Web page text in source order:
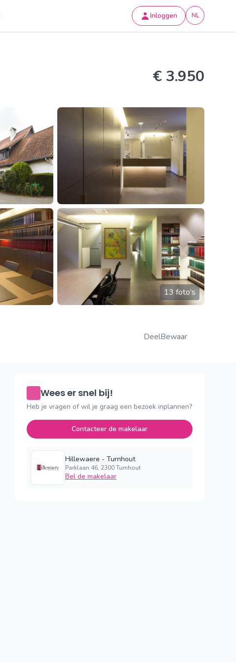
Inloggen NL
€ 3.950
13 foto's
DeelBewaar
Wees er snel bij!
Heb je vragen of wil je graag een bezoek inplannen?
Contacteer de makelaar
Hillewaere - Turnhout
Parklaan 46, 2300 Turnhout
Bel de makelaar